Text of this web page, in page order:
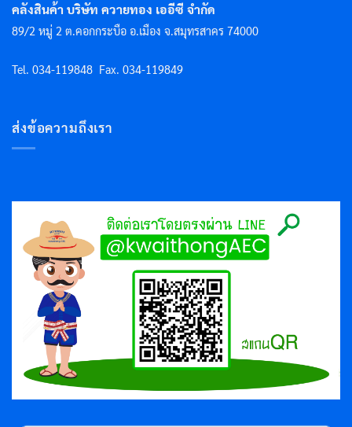
คลังสินค้า บริษัท ควายทอง เออีซี จำกัด
89/2 หมู่ 2 ต.คอกกระบือ อ.เมือง จ.สมุทรสาคร 74000
Tel. 034-119848 Fax. 034-119849
ส่งข้อความถึงเรา